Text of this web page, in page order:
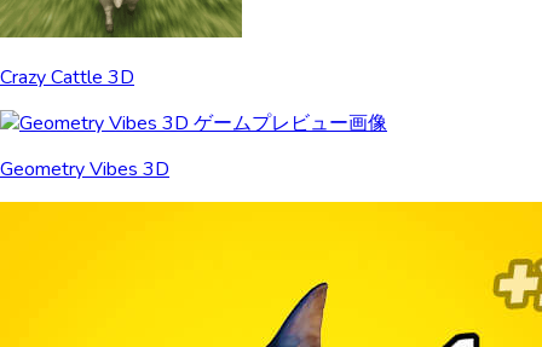
Crazy Cattle 3D
Geometry Vibes 3D